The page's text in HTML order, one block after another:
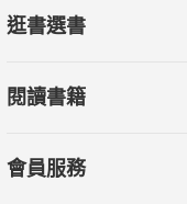
逛書選書
閱讀書籍
會員服務